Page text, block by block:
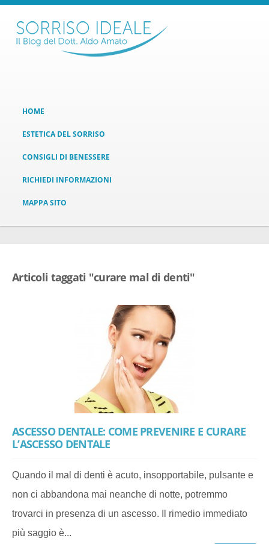
HOME
ESTETICA DEL SORRISO
CONSIGLI DI BENESSERE
RICHIEDI INFORMAZIONI
MAPPA SITO
Articoli taggati "curare mal di denti"
ASCESSO DENTALE: COME PREVENIRE E CURARE
L’ASCESSO DENTALE
Quando il mal di denti è acuto, insopportabile, pulsante e
non ci abbandona mai neanche di notte, potremmo
trovarci in presenza di un ascesso. Il rimedio immediato
più saggio è...